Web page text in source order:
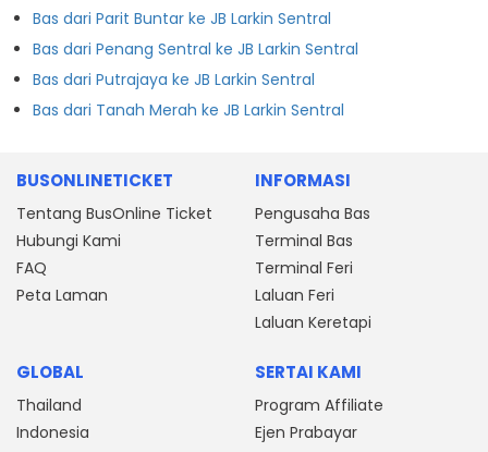
Bas dari Parit Buntar ke JB Larkin Sentral
Bas dari Penang Sentral ke JB Larkin Sentral
Bas dari Putrajaya ke JB Larkin Sentral
Bas dari Tanah Merah ke JB Larkin Sentral
BUSONLINETICKET
Tentang BusOnline Ticket
Hubungi Kami
FAQ
Peta Laman
INFORMASI
Pengusaha Bas
Terminal Bas
Terminal Feri
Laluan Feri
Laluan Keretapi
GLOBAL
Thailand
Indonesia
SERTAI KAMI
Program Affiliate
Ejen Prabayar